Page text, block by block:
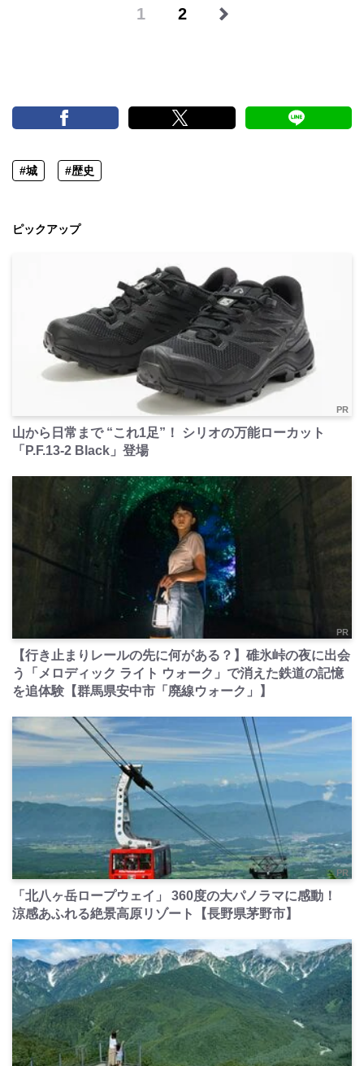
1 2
#城 #歴史
ピックアップ
PR
山から日常まで “これ1足”！ シリオの万能ローカット
「P.F.13-2 Black」登場
PR
【行き止まりレールの先に何がある？】碓氷峠の夜に出会
う「メロディック ライト ウォーク」で消えた鉄道の記憶
を追体験【群馬県安中市「廃線ウォーク」】
PR
「北八ヶ岳ロープウェイ」 360度の大パノラマに感動！
涼感あふれる絶景高原リゾート【長野県茅野市】